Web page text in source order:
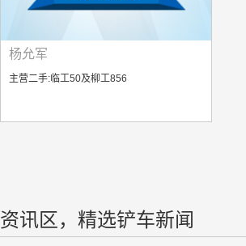
杨允军
主营二手:临工50及柳工856
资讯区，精选铲车新闻